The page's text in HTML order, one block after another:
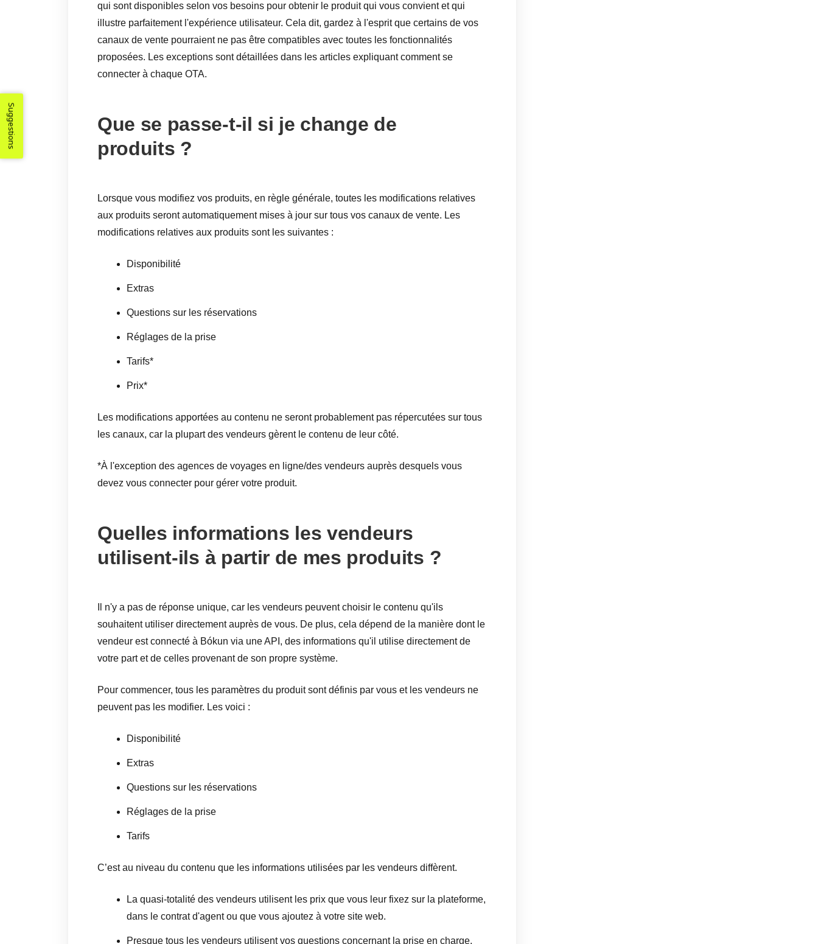
qui sont disponibles selon vos besoins pour obtenir le produit qui vous convient et qui
illustre parfaitement l'expérience utilisateur. Cela dit, gardez à l'esprit que certains de vos
canaux de vente pourraient ne pas être compatibles avec toutes les fonctionnalités
proposées. Les exceptions sont détaillées dans les articles expliquant comment se
connecter à chaque OTA.
Que se passe-t-il si je change de
produits ?
Lorsque vous modifiez vos produits, en règle générale, toutes les modifications relatives
aux produits seront automatiquement mises à jour sur tous vos canaux de vente. Les
modifications relatives aux produits sont les suivantes :
Disponibilité
Extras
Questions sur les réservations
Réglages de la prise
Tarifs*
Prix*
Les modifications apportées au contenu ne seront probablement pas répercutées sur tous
les canaux, car la plupart des vendeurs gèrent le contenu de leur côté.
*À l'exception des agences de voyages en ligne/des vendeurs auprès desquels vous
devez vous connecter pour gérer votre produit.
Quelles informations les vendeurs
utilisent-ils à partir de mes produits ?
Il n'y a pas de réponse unique, car les vendeurs peuvent choisir le contenu qu'ils
souhaitent utiliser directement auprès de vous. De plus, cela dépend de la manière dont le
vendeur est connecté à Bókun via une API, des informations qu'il utilise directement de
votre part et de celles provenant de son propre système.
Pour commencer, tous les paramètres du produit sont définis par vous et les vendeurs ne
peuvent pas les modifier. Les voici :
Disponibilité
Extras
Questions sur les réservations
Réglages de la prise
Tarifs
C’est au niveau du contenu que les informations utilisées par les vendeurs diffèrent.
La quasi-totalité des vendeurs utilisent les prix que vous leur fixez sur la plateforme,
dans le contrat d'agent ou que vous ajoutez à votre site web.
Presque tous les vendeurs utilisent vos questions concernant la prise en charge,
Suggestions